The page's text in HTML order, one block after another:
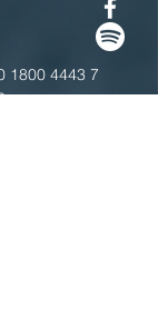
1800 4443 7